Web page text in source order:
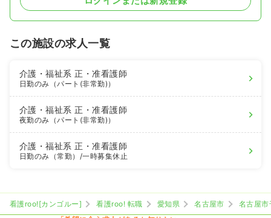
この施設の求人一覧
介護・福祉系正・准看護師
日勤のみ（パート(非常勤)）
介護・福祉系正・准看護師
夜勤のみ（パート(非常勤)）
介護・福祉系正・准看護師
日勤のみ（常勤） /一時募集休止
看護roo![カンゴルー] 看護roo! 転職 愛知県 名古屋市
名古屋市